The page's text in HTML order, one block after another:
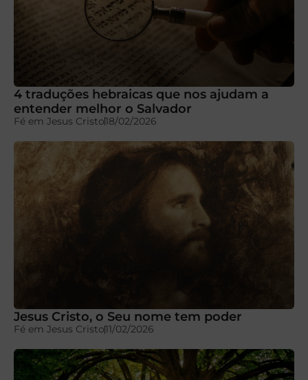
4 traduções hebraicas que nos ajudam a
entender melhor o Salvador
Fé em Jesus Cristo18/02/2026
Jesus Cristo, o Seu nome tem poder
Fé em Jesus Cristo11/02/2026